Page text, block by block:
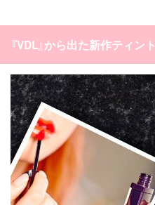
『VDL』から出た新作ティント